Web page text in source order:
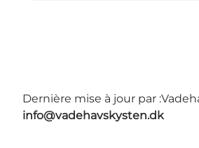
Dernière mise à jour par :
info@vadehavskysten.dk